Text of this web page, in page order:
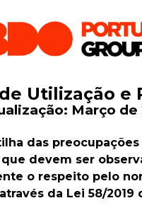
Utilização e
Março de
das
devem ser
o respeito pelo
da Lei 58/2019